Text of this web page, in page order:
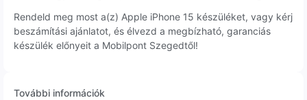
Rendeld meg most a(z) Apple iPhone 15 készüléket, vagy kérj
beszámítási ajánlatot, és élvezd a megbízható, garanciás
készülék előnyeit a Mobilpont Szegedtől!
További információk